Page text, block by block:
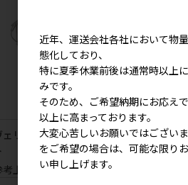
ェリアスキャット レジカゴトー
上代
3,200円
すし
参考
近年、運送会社各社において物
態化しており、
特に夏季休業前後は通常時以上
みです。
そのため、ご希望納期にお応え
以上に高まっております。
大変心苦しいお願いではござい
をご希望の場合は、可能な限り
い申し上げます。